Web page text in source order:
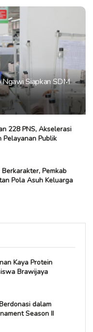
Ngawi Siapkan SDM
228 PNS, Akselerasi
Pelayanan Publik
Pemkab
Pola Asuh Keluarga
Kaya Protein
Brawijaya
dalam
Season II